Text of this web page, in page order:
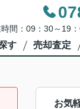
間：09：30～19
す 売却査定
お気